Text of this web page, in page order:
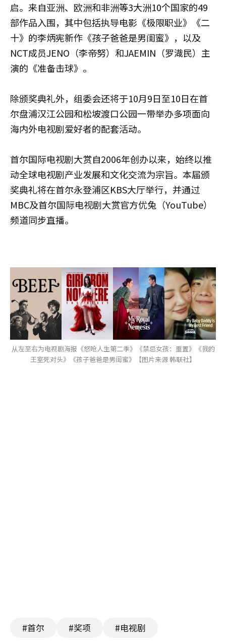
启。来自亚洲、欧洲和非洲等3大洲10个国家的49
部作品入围，其中包括执导电影《极限职业》《二
十》的李炳宪新作《孩子爸爸是男闺蜜》，以及
NCT成员JENO（李帝努）和JAEMIN（罗渽民）主
演的《准备击球》。
除颁奖典礼外，组委会还将于10月9日至10日在首
尔盘浦汉江公园和松坡渡口公园一带举办多项面向
海内外电视剧爱好者的配套活动。
首尔国际电视剧大赏自2006年创办以来，始终以推
动全球电视剧产业发展和文化交流为宗旨。本届颁
奖典礼将在首尔永登浦区KBS大厅举行，并通过
MBC及首尔国际电视剧大赏官方优兔（YouTube）
频道同步直播。
从左至右为电视剧海报《怒呛人生第二季》《禁忌女孩：重置》《我的
王室死对头》《孩子爸爸是男闺蜜》【图片来源 韩联社】
#首尔 #奖项 #电视剧